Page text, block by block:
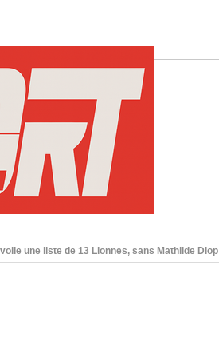
une liste de 13 Lionnes, sans Mathilde Diop